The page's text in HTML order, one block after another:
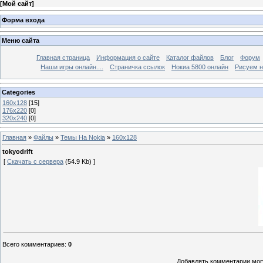
[Мой сайт]
Форма входа
Меню сайта
Главная страница Информация о сайте Каталог файлов Блог
Форум
Наши игры онлайн....
Страничка ссылок Нокиа 5800 онлайн Рисуем
Categories
160х128 [15]
176х220 [0]
320х240 [0]
Главная » Файлы » Темы На Nokia » 160х128
tokyodrift
[ Скачать с сервера (54.9 Kb) ]
Всего комментариев: 0
Добавлять комментарии